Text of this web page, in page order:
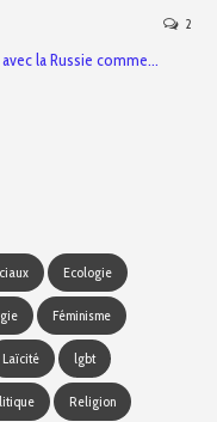
2
la Russie comme…
Ecologie
Féminisme
Laïcité lgbt
Religion